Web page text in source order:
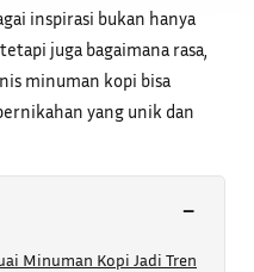
inspirasi bukan hanya
juga bagaimana rasa,
minuman kopi bisa
yang unik dan
−
Minuman Kopi Jadi Tren